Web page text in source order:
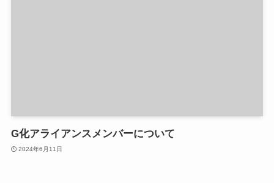
G化アライアンスメンバーについて
2024年6月11日